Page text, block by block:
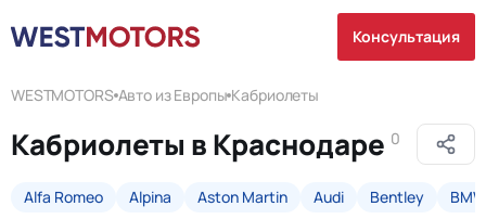
Консультация
WESTMOTORS Авто из Европы Кабриолеты
Кабриолеты в Краснодаре 0
Alfa Romeo Alpina Aston Martin Audi Bentley BMW